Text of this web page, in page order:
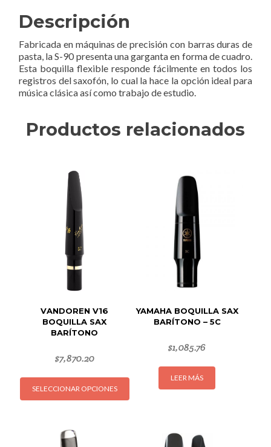
Descripción
Fabricada en máquinas de precisión con barras duras de
pasta, la S-90 presenta una garganta en forma de cuadro.
Esta boquilla flexible responde fácilmente en todos los
registros del saxofón, lo cual la hace la opción ideal para
música clásica así como trabajo de estudio.
Productos relacionados
VANDOREN V16
BOQUILLA SAX
BARÍTONO
$7,870.20
SELECCIONAR OPCIONES
Este
producto
variantes.
YAMAHA BOQUILLA SAX
BARÍTONO – 5C
$1,085.76
LEER MÁS